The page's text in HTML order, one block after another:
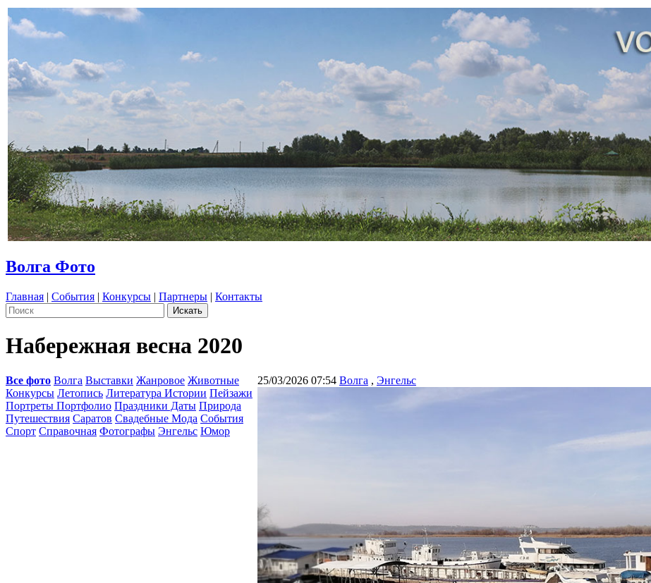
Волга Фото
Главная | События | Конкурсы | Партнеры | Контакты
Набережная весна 2020
Все фото Волга Выставки Жанровое Животные
Конкурсы Летопись Литература Истории Пейзажи
Портреты Портфолио Праздники Даты Природа
Путешествия Саратов Свадебные Мода События
Спорт Справочная Фотографы Энгельс Юмор
25/03/2026 07:54 Волга , Энгельс